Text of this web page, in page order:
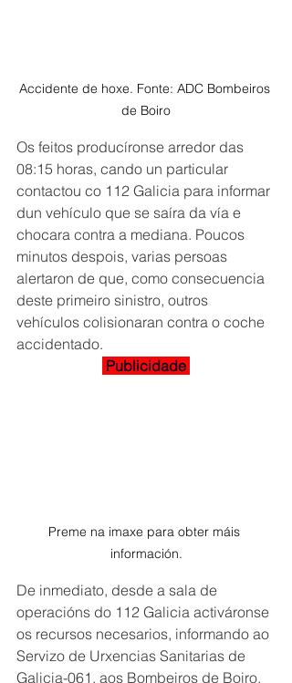
Accidente de hoxe. Fonte: ADC Bombeiros
de Boiro
Os feitos producíronse arredor das
08:15 horas, cando un particular
contactou co 112 Galicia para informar
dun vehículo que se saíra da vía e
chocara contra a mediana. Poucos
minutos despois, varias persoas
alertaron de que, como consecuencia
deste primeiro sinistro, outros
vehículos colisionaran contra o coche
accidentado.
Publicidade
Preme na imaxe para obter máis
información.
De inmediato, desde a sala de
operacións do 112 Galicia activáronse
os recursos necesarios, informando ao
Servizo de Urxencias Sanitarias de
Galicia-061, aos Bombeiros de Boiro,